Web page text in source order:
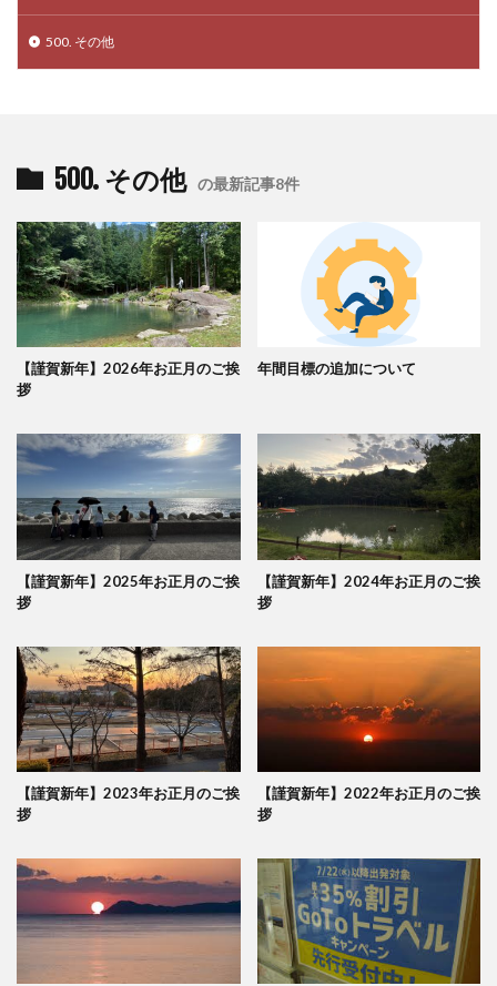
500. その他
500. その他 の最新記事8件
【謹賀新年】2026年お正月のご挨
拶
年間目標の追加について
【謹賀新年】2025年お正月のご挨
拶
【謹賀新年】2024年お正月のご挨
拶
【謹賀新年】2023年お正月のご挨
拶
【謹賀新年】2022年お正月のご挨
拶